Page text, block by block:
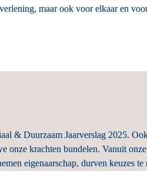
maar ook voor elkaar en
& Duurzaam Jaarverslag 2025.
krachten bundelen. Vanuit
eigenaarschap, durven keuzes